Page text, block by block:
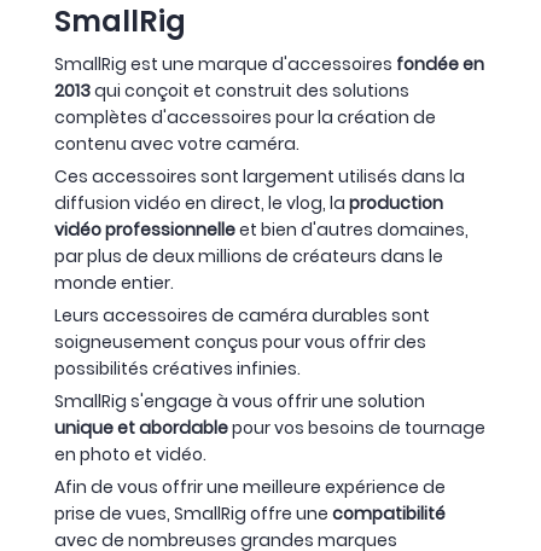
SmallRig
SmallRig est une marque d'accessoires fondée en
2013qui conçoit et construit des solutions
complètes d'accessoires pour la création de
contenu avec votre caméra.
Ces accessoires sont largement utilisés dans la
diffusion vidéo en direct, le vlog, la production
vidéo professionnelleet bien d'autres domaines,
par plus de deux millions de créateurs dans le
monde entier.
Leurs accessoires de caméra durables sont
soigneusement conçus pour vous offrir des
possibilités créatives infinies.
SmallRig s'engage à vous offrir une solution
unique et abordablepour vos besoins de tournage
en photo et vidéo.
Afin de vous offrir une meilleure expérience de
prise de vues, SmallRig offre une compatibilité
avec de nombreuses grandes marques